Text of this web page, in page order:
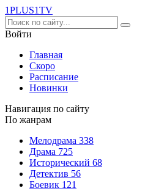
1PLUS1TV
Войти
Главная
Скоро
Расписание
Новинки
Навигация по сайту
По жанрам
Мелодрама 338
Драма 725
Исторический 68
Детектив 56
Боевик 121